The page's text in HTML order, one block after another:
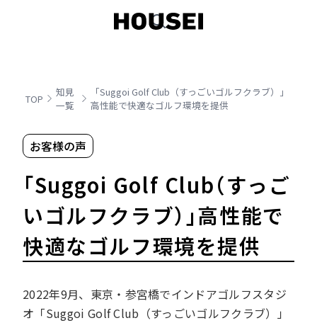
TOP
知見
一覧
「Suggoi Golf Club（すっごいゴルフクラブ）」
高性能で快適なゴルフ環境を提供
お客様の声
「Suggoi Golf Club（すっご
いゴルフクラブ）」高性能で
快適なゴルフ環境を提供
2022年9月、東京・参宮橋でインドアゴルフスタジ
オ「Suggoi Golf Club（すっごいゴルフクラブ）」